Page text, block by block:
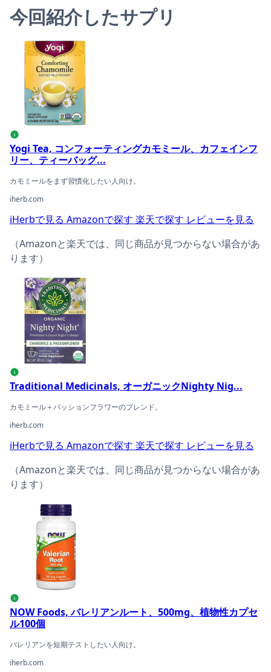
今回紹介したサプリ
Yogi Tea, コンフォーティングカモミール、カフェインフ
i
Yogi Tea, コンフォーティングカモミール、カフェインフ
リー、ティーバッグ...
カモミールをまず習慣化したい人向け。
iherb.com
iHerbで見る Amazonで探す 楽天で探す レビューを見る
（Amazonと楽天では、同じ商品が見つからない場合があ
ります）
Traditional Medicinals, オーガニックNighty Night®（ナイ
i
Traditional Medicinals, オーガニックNighty Nig...
カモミール＋パッションフラワーのブレンド。
iherb.com
iHerbで見る Amazonで探す 楽天で探す レビューを見る
（Amazonと楽天では、同じ商品が見つからない場合があ
ります）
NOW Foods, バレリアンルート、500mg、植物性カプセル
i
NOW Foods, バレリアンルート、500mg、植物性カプセ
ル100個
バレリアンを短期テストしたい人向け。
iherb.com